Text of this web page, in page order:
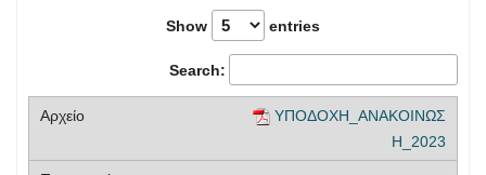
Show entries
Search:
ΥΠΟΔΟΧΗ_ΑΝΑΚΟΙΝΩΣ
Η_2023